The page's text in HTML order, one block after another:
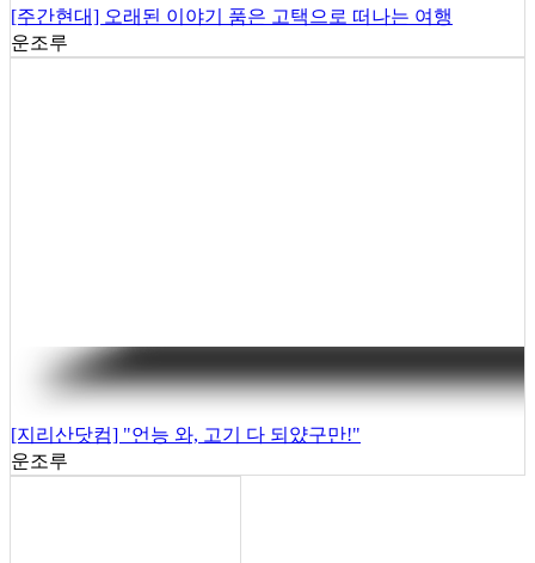
[주간현대] 오래된 이야기 품은 고택으로 떠나는 여행
운조루
[지리산닷컴] "언능 와, 고기 다 되얐구만!"
운조루